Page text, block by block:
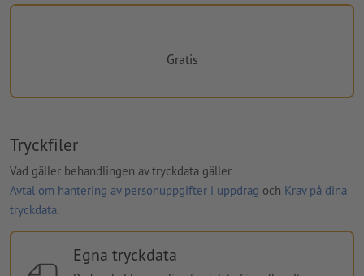
Gratis
Tryckfiler
Vad gäller behandlingen av tryckdata gäller
Avtal om hantering av personuppgifter i uppdrag och Krav på dina
tryckdata.
Egna tryckdata